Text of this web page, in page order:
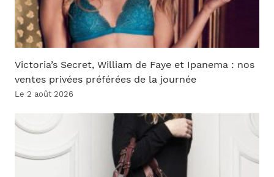
Victoria’s Secret, William de Faye et Ipanema : nos
ventes privées préférées de la journée
Le 2 août 2026